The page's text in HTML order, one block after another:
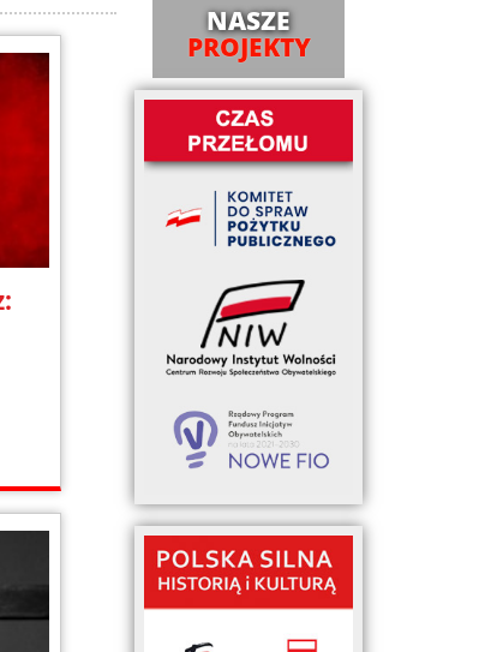
NASZE
PROJEKTY